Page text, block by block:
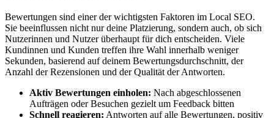
Bewertungen sind einer der wichtigsten Faktoren im Local SEO.
Sie beeinflussen nicht nur deine Platzierung, sondern auch, ob sich
Nutzerinnen und Nutzer überhaupt für dich entscheiden. Viele
Kundinnen und Kunden treffen ihre Wahl innerhalb weniger
Sekunden, basierend auf deinem Bewertungsdurchschnitt, der
Anzahl der Rezensionen und der Qualität der Antworten.
Aktiv Bewertungen einholen: Nach abgeschlossenen
Aufträgen oder Besuchen gezielt um Feedback bitten
Schnell reagieren: Antworten auf alle Bewertungen, positiv